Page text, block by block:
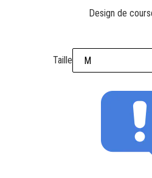
Design de
Taille